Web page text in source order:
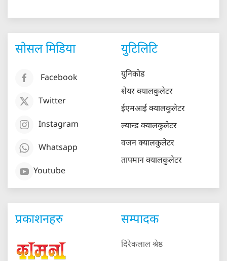
सोसल मिडिया
Facebook
Twitter
Instagram
Whatsapp
Youtube
युटिलिटि
युनिकोड
शेयर क्यालकुलेटर
ईएमआई क्यालकुलेटर
ल्यान्ड क्यालकुलेटर
वजन क्यालकुलेटर
तापमान क्यालकुलेटर
प्रकाशनहरु सम्पादक
दिरेकलाल श्रेष्ठ